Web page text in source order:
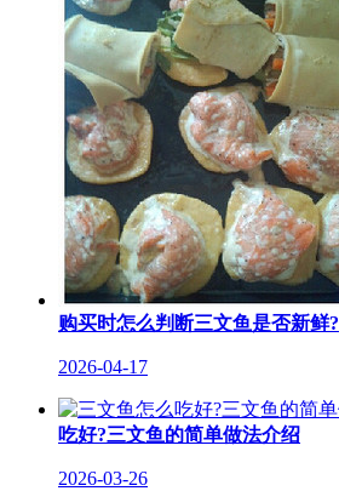
购买时怎么判断三文鱼是否新鲜?
2026-04-17
吃好?三文鱼的简单做法介绍
2026-03-26